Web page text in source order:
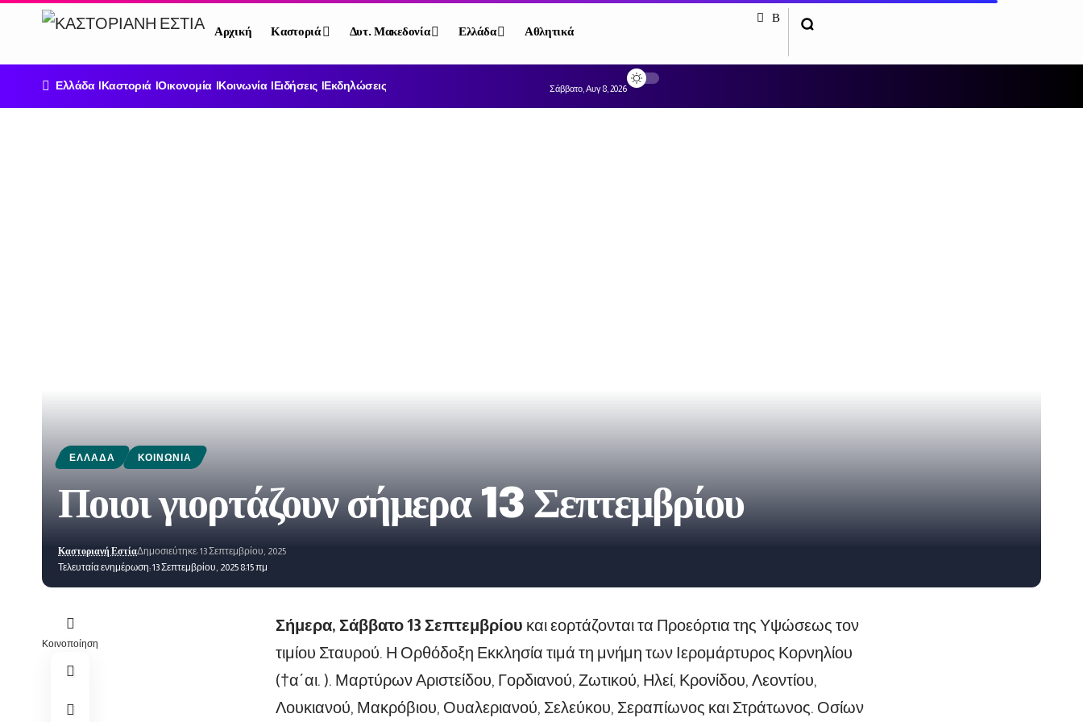
Αρχική Καστοριά Δυτ. Μακεδονία Ελλάδα Αθλητικά
Ελλάδα Καστοριά Οικονομία Κοινωνία Ειδήσεις Εκδηλώσεις Σάββατο, Αυγ 8, 2026
ΕΛΛΆΔΑ ΚΟΙΝΩΝΊΑ
Ποιοι γιορτάζουν σήμερα 13 Σεπτεμβρίου
Τελευταία ενημέρωση: 13 Σεπτεμβρίου, 2025 8:15 πμ
Καστοριανή ΕστίαΔημοσιεύτηκε: 13 Σεπτεμβρίου, 2025
Κοινοποίηση
Σήμερα, Σάββατο 13 Σεπτεμβρίου και εορτάζονται τα Προεόρτια της Υψώσεως τον
τιμίου Σταυρού. Η Ορθόδοξη Εκκλησία τιμά τη μνήμη των Ιερομάρτυρος Κορνηλίου
(†α΄αι. ). Μαρτύρων Αριστείδου, Γορδιανού, Ζωτικού, Ηλεί, Κρονίδου, Λεοντίου,
Λουκιανού, Μακρόβιου, Ουαλεριανού, Σελεύκου, Σεραπίωνος και Στράτωνος. Οσίων